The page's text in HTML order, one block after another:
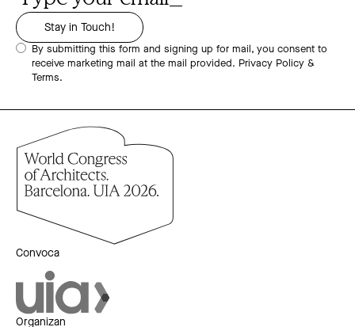
By submitting this form and signing up for mail, you consent to
receive marketing mail at the mail provided. Privacy Policy &
Terms.
Convoca
Organizan